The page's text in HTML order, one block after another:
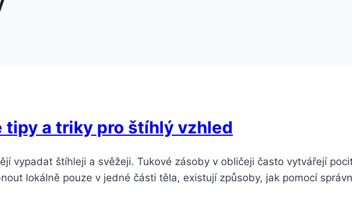
tipy a triky pro štíhlý vzhled
vypadat štíhleji a svěžeji. Tukové zásoby v obličeji často vytvářejí
lokálně pouze v jedné části těla, existují způsoby, jak pomocí